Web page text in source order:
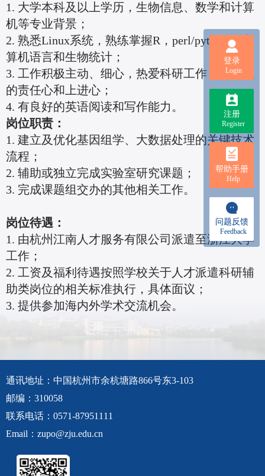
1. 大学本科及以上学历，生物信息、数学和计算
机等专业背景；
2. 熟悉Linux系统，熟练掌握R，perl/python等计
算机语言和生物统计；
3. 工作积极主动、细心，热爱科研工作，有较强
的责任心和上进心；
4. 有良好的英语阅读和写作能力。
岗位职责：
1. 建立及优化基因组学、大数据处理的关键技术
流程；
2. 辅助或独立完成实验室研究课题；
3. 完成课题组交办的其他相关工作。
岗位待遇：
1. 由杭州江南人才服务有限公司派遣至浙江大学
工作；
2. 工资及福利待遇按照学校关于人才派遣科研辅
助类岗位的相关标准执行，具体面议；
3. 提供参加海内外学术交流机会。
登录
Login
注册
Register
帮助手册
Help
问题反馈
Feedback
通讯地址：中国杭州市余杭塘路866号东3-103
邮编：310058
联系电话：0571-87951111
Email：zupo@zju.edu.cn